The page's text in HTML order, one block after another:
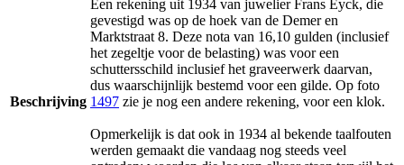
Beschrijving
Een rekening uit 1934 van juwelier Frans Eyck, die
gevestigd was op de hoek van de Demer en
Marktstraat 8. Deze nota van 16,10 gulden (inclusief
het zegeltje voor de belasting) was voor een
schuttersschild inclusief het graveerwerk daarvan,
dus waarschijnlijk bestemd voor een gilde. Op foto
1497 zie je nog een andere rekening, voor een klok.
Opmerkelijk is dat ook in 1934 al bekende taalfouten
werden gemaakt die vandaag nog steeds veel